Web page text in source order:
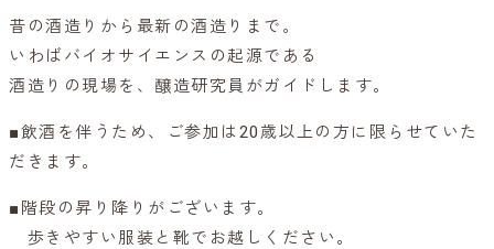
昔の酒造りから最新の酒造りまで。
いわばバイオサイエンスの起源である
酒造りの現場を、醸造研究員がガイドします。
■飲酒を伴うため、ご参加は20歳以上の方に限らせていた
だきます。
■階段の昇り降りがございます。
歩きやすい服装と靴でお越しください。